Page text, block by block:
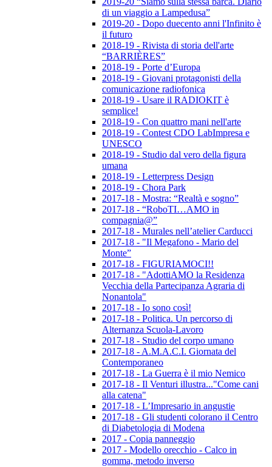
di un viaggio a Lampedusa”
2019-20 - Dopo duecento anni l'Infinito è
il futuro
2018-19 - Rivista di storia dell'arte
“BARRIÈRES”
2018-19 - Porte d’Europa
2018-19 - Giovani protagonisti della
comunicazione radiofonica
2018-19 - Usare il RADIOKIT è
semplice!
2018-19 - Con quattro mani nell'arte
2018-19 - Contest CDO LabImpresa e
UNESCO
2018-19 - Studio dal vero della figura
umana
2018-19 - Letterpress Design
2018-19 - Chora Park
2017-18 - Mostra: “Realtà e sogno”
2017-18 - “RoboTI…AMO in
compagnia@”
2017-18 - Murales nell’atelier Carducci
2017-18 - "Il Megafono - Mario del
Monte”
2017-18 - FIGURIAMOCI!!
2017-18 - "AdottiAMO la Residenza
Vecchia della Partecipanza Agraria di
Nonantola"
2017-18 - Io sono così!
2017-18 - Politica. Un percorso di
Alternanza Scuola-Lavoro
2017-18 - Studio del corpo umano
2017-18 - A.M.A.C.I. Giornata del
Contemporaneo
2017-18 - La Guerra è il mio Nemico
2017-18 - Il Venturi illustra..."Come cani
alla catena"
2017-18 - L’Impresario in angustie
2017-18 - Gli studenti colorano il Centro
di Diabetologia di Modena
2017 - Copia panneggio
2017 - Modello orecchio - Calco in
gomma, metodo inverso